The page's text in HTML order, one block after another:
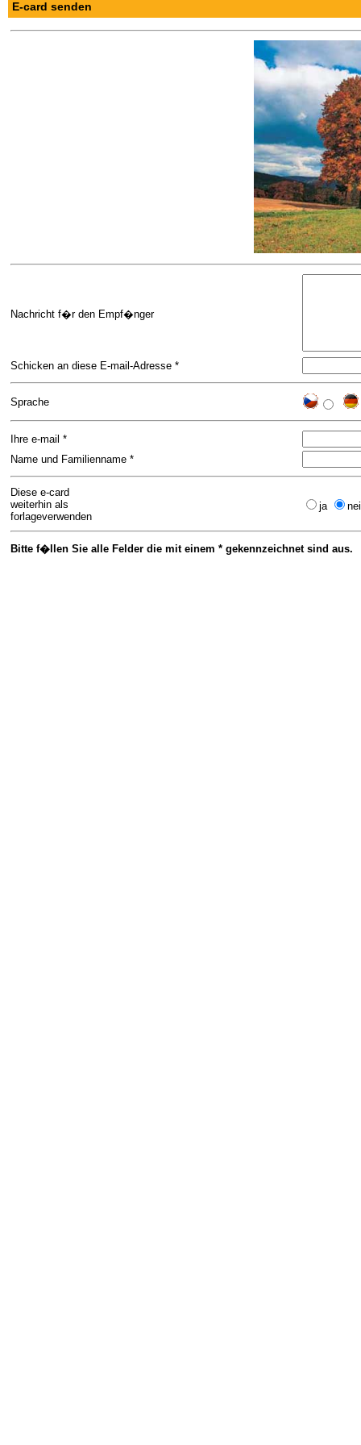
E-card senden
Nachricht f�r den Empf�nger
Schicken an diese E-mail-Adresse *
Sprache
Ihre e-mail *
Name und Familienname *
Diese e-card
weiterhin als
forlageverwenden
ja
Bitte f�llen Sie alle Felder die mit einem * gekennzeichnet sind aus.